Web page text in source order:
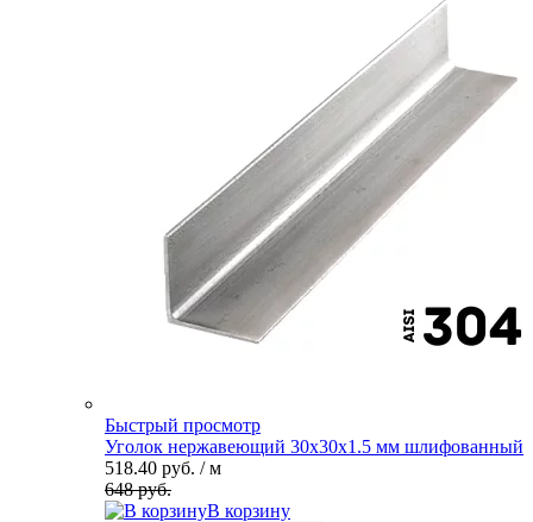
Быстрый просмотр
Уголок нержавеющий 30х30х1.5 мм шлифованный
518.40 руб. / м
648 руб.
В корзину